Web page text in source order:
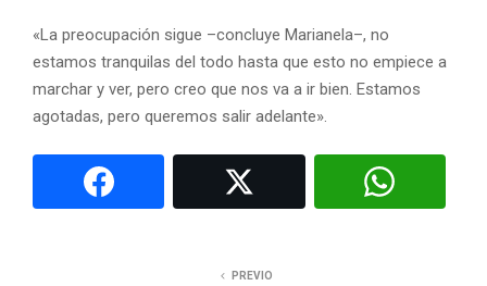
«La preocupación sigue –concluye Marianela–, no
estamos tranquilas del todo hasta que esto no empiece a
marchar y ver, pero creo que nos va a ir bien. Estamos
agotadas, pero queremos salir adelante».
PREVIO